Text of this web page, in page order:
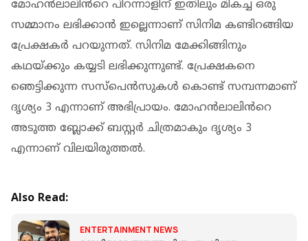
മോഹൻലാലിൻറെ പിറന്നാളിന് ഇതിലും മികച്ച ഒരു
സമ്മാനം ലഭിക്കാൻ ഇല്ലെന്നാണ് സിനിമ കണ്ടിറങ്ങിയ
പ്രേക്ഷകർ പറയുന്നത്. സിനിമ മേക്കിങ്ങിനും
കഥയ്ക്കും കയ്യടി ലഭിക്കുന്നുണ്ട്. പ്രേക്ഷകനെ
ഞെട്ടിക്കുന്ന സസ്പെൻസുകൾ കൊണ്ട് സമ്പന്നമാണ്
ദൃശ്യം 3 എന്നാണ് അഭിപ്രായം. മോഹൻലാലിൻറെ
അടുത്ത ബ്ലോക്ക് ബസ്റ്റർ ചിത്രമാകും ദൃശ്യം 3
എന്നാണ് വിലയിരുത്തൽ.
Also Read:
ENTERTAINMENT NEWS